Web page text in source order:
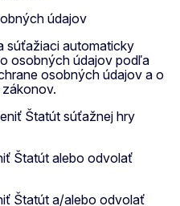
údajov
súťažiaci automaticky
osobných údajov podľa
osobných údajov a o
Štatút súťažnej hry
Štatút alebo odvolať
Štatút a/alebo odvolať